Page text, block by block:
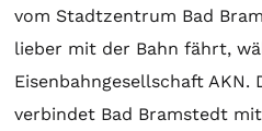
vom Stadtzentrum Bad
lieber mit der Bahn fährt,
Eisenbahngesellschaft AKN.
verbindet Bad Bramstedt